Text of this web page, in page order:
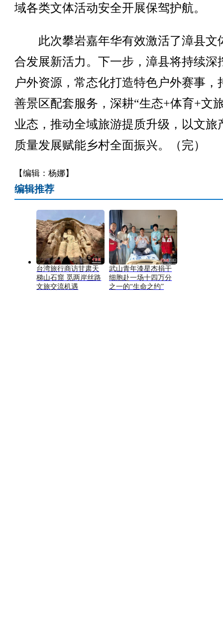
域各类文体活动安全开展保驾护航。
此次攀岩嘉年华有效激活了漳县文
合发展新活力。下一步，漳县将持续深
户外资源，常态化打造特色户外赛事，
善景区配套服务，深耕“生态+体育+文
业态，推动全域旅游提质升级，以文旅
质量发展赋能乡村全面振兴。（完）
【编辑：杨娜】
编辑推荐
台湾旅行商访甘肃天
梯山石窟 觅两岸丝路
文旅交流机遇
武山青年漆星杰捐干
细胞赴一场十四万分
之一的“生命之约”